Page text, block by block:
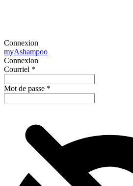
Connexion
myAshampoo
Connexion
Courriel *
Mot de passe *